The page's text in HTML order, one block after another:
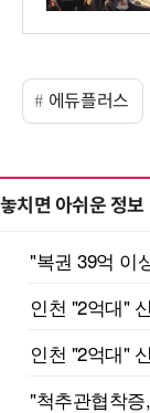
에듀플러스
놓치면 아쉬운 정보